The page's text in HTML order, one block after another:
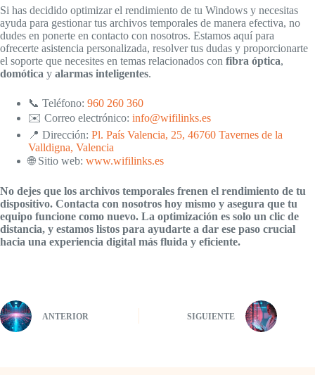
Si has decidido optimizar el rendimiento de tu Windows y necesitas
ayuda para gestionar tus archivos temporales de manera efectiva, no
dudes en ponerte en contacto con nosotros. Estamos aquí para
ofrecerte asistencia personalizada, resolver tus dudas y proporcionarte
el soporte que necesites en temas relacionados con fibra óptica,
domótica y alarmas inteligentes.
📞 Teléfono: 960 260 360
✉️ Correo electrónico: info@wifilinks.es
📍 Dirección: Pl. País Valencia, 25, 46760 Tavernes de la
Valldigna, Valencia
🌐 Sitio web: www.wifilinks.es
No dejes que los archivos temporales frenen el rendimiento de tu
dispositivo. Contacta con nosotros hoy mismo y asegura que tu
equipo funcione como nuevo. La optimización es solo un clic de
distancia, y estamos listos para ayudarte a dar ese paso crucial
hacia una experiencia digital más fluida y eficiente.
ANTERIOR SIGUIENTE